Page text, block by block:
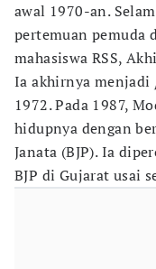
awal 1970-an.
pertemuan pemuda
mahasiswa RSS,
Ia akhirnya menjadi
1972. Pada 1987,
hidupnya dengan
Janata (BJP). Ia
BJP di Gujarat usai